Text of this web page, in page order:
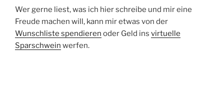
Wer gerne liest, was ich hier schreibe und mir eine
Freude machen will, kann mir etwas von der
Wunschliste spendieren oder Geld ins virtuelle
Sparschwein werfen.